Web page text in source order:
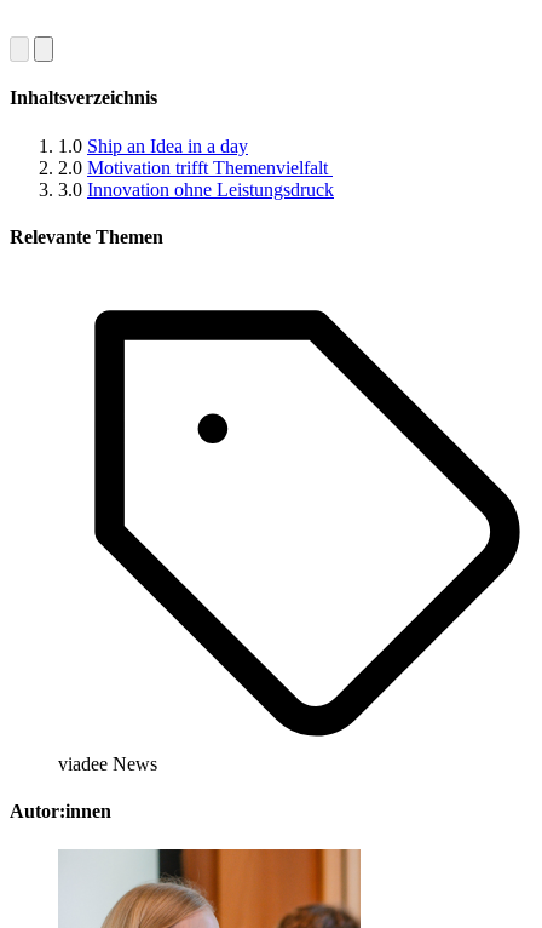
Inhaltsverzeichnis
1.0 Ship an Idea in a day
2.0 Motivation trifft Themenvielfalt
3.0 Innovation ohne Leistungsdruck
Relevante Themen
viadee News
Autor:innen